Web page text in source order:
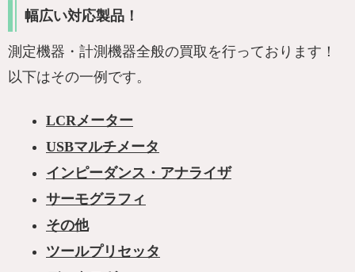
幅広い対応製品！
測定機器・計測機器全般の買取を行っております！
以下はその一例です。
LCRメーター
USBマルチメータ
インピーダンス・アナライザ
サーモグラフィ
その他
ツールプリセッタ